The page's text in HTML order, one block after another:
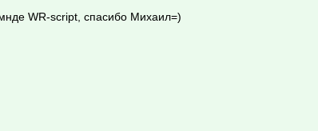
WR-script, спасибо Михаил=)